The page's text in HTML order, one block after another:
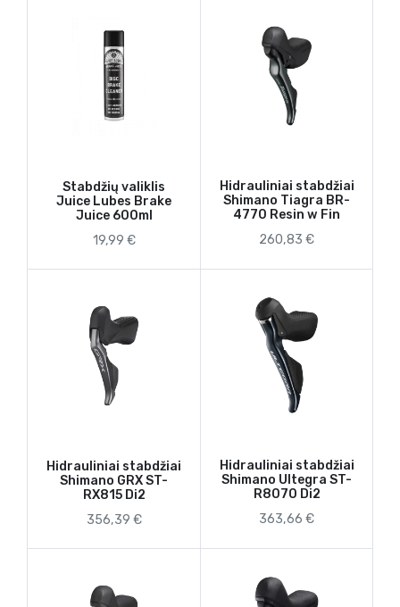
Stabdžių valiklis
Juice Lubes Brake
Juice 600ml
19,99 €
Hidrauliniai stabdžiai
Shimano Tiagra BR-
4770 Resin w Fin
260,83 €
Hidrauliniai stabdžiai
Shimano GRX ST-
RX815 Di2
356,39 €
Hidrauliniai stabdžiai
Shimano Ultegra ST-
R8070 Di2
363,66 €